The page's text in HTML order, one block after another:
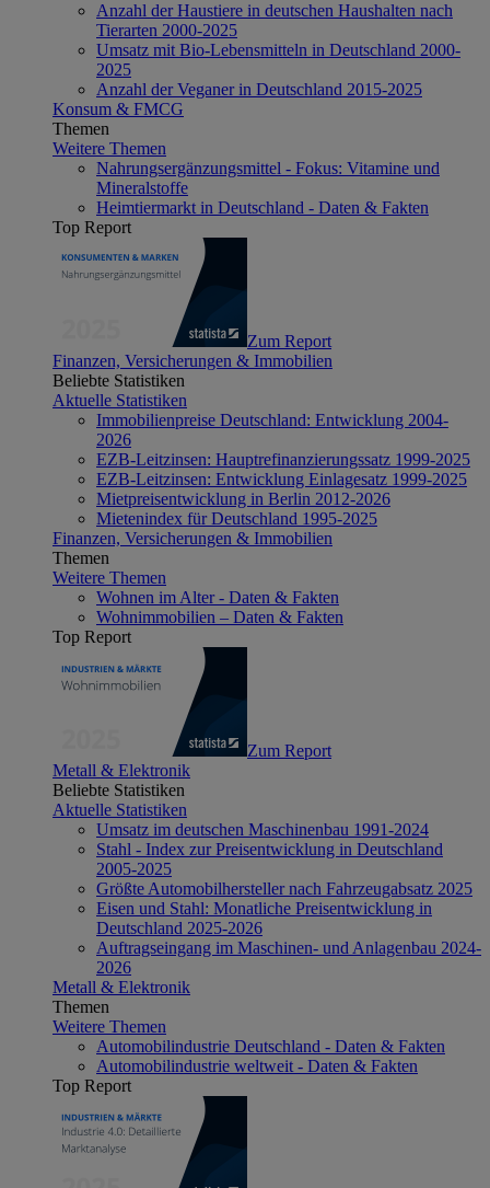
Anzahl der Haustiere in deutschen Haushalten nach
Tierarten 2000-2025
Umsatz mit Bio-Lebensmitteln in Deutschland 2000-
2025
Anzahl der Veganer in Deutschland 2015-2025
Konsum & FMCG
Themen
Weitere Themen
Nahrungsergänzungsmittel - Fokus: Vitamine und
Mineralstoffe
Heimtiermarkt in Deutschland - Daten & Fakten
Top Report
Zum Report
Finanzen, Versicherungen & Immobilien
Beliebte Statistiken
Aktuelle Statistiken
Immobilienpreise Deutschland: Entwicklung 2004-
2026
EZB-Leitzinsen: Hauptrefinanzierungssatz 1999-2025
EZB-Leitzinsen: Entwicklung Einlagesatz 1999-2025
Mietpreisentwicklung in Berlin 2012-2026
Mietenindex für Deutschland 1995-2025
Finanzen, Versicherungen & Immobilien
Themen
Weitere Themen
Wohnen im Alter - Daten & Fakten
Wohnimmobilien – Daten & Fakten
Top Report
Zum Report
Metall & Elektronik
Beliebte Statistiken
Aktuelle Statistiken
Umsatz im deutschen Maschinenbau 1991-2024
Stahl - Index zur Preisentwicklung in Deutschland
2005-2025
Größte Automobilhersteller nach Fahrzeugabsatz 2025
Eisen und Stahl: Monatliche Preisentwicklung in
Deutschland 2025-2026
Auftragseingang im Maschinen- und Anlagenbau 2024-
2026
Metall & Elektronik
Themen
Weitere Themen
Automobilindustrie Deutschland - Daten & Fakten
Automobilindustrie weltweit - Daten & Fakten
Top Report